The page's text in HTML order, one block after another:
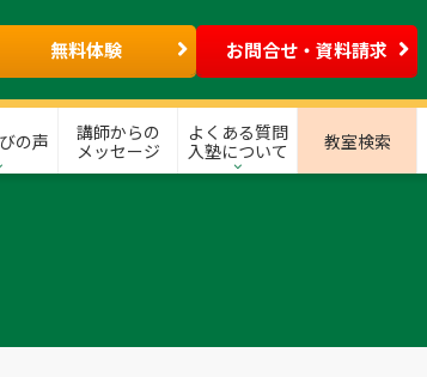
無料体験 お問合せ・資料請求
の声
講師からの
メッセージ
よくある質問
入塾について
教室検索